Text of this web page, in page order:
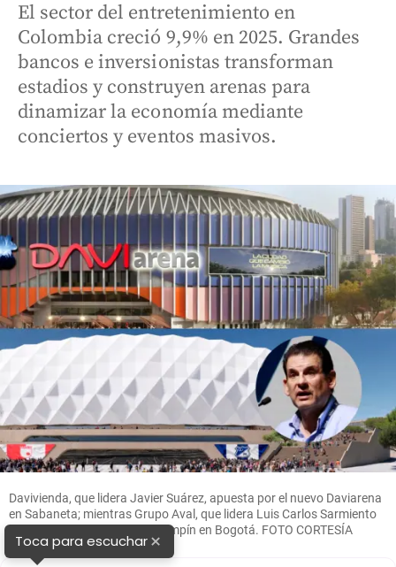
El sector del entretenimiento en
Colombia creció 9,9% en 2025. Grandes
bancos e inversionistas transforman
estadios y construyen arenas para
dinamizar la economía mediante
conciertos y eventos masivos.
Davivienda, que lidera Javier Suárez, apuesta por el nuevo Daviarena
en Sabaneta; mientras Grupo Aval, que lidera Luis Carlos Sarmiento
Gutiérrez, transformará El Campín en Bogotá. FOTO CORTESÍA
Toca para escuchar×